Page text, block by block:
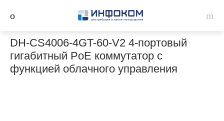
DH-CS4006-4GT-60-V2 4-портовый
гигабитный PoE коммутатор с
функцией облачного управления